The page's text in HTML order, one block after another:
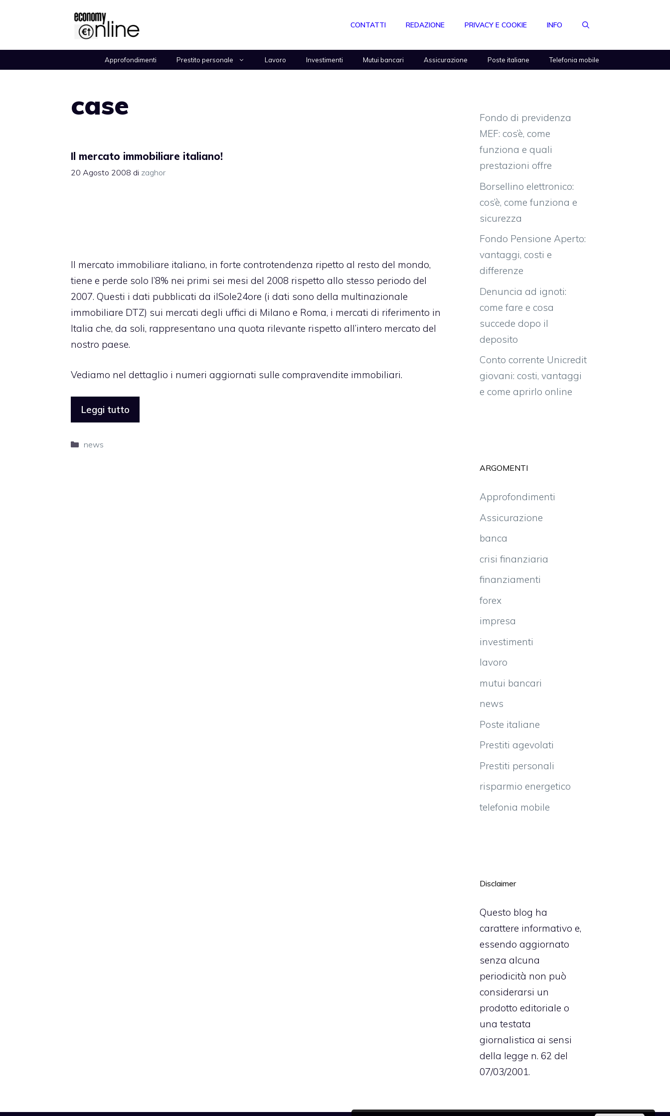
CONTATTI REDAZIONE PRIVACY E COOKIE INFO
Approfondimenti Prestito personale Lavoro Investimenti Mutui bancari Assicurazione Poste italiane Telefonia mobile
case
Il mercato immobiliare italiano!
20 Agosto 2008 di zaghor
Il mercato immobiliare italiano, in forte controtendenza ripetto al resto del mondo,
tiene e perde solo l’8% nei primi sei mesi del 2008 rispetto allo stesso periodo del
2007. Questi i dati pubblicati da ilSole24ore (i dati sono della multinazionale
immobiliare DTZ) sui mercati degli uffici di Milano e Roma, i mercati di riferimento in
Italia che, da soli, rappresentano una quota rilevante rispetto all’intero mercato del
nostro paese.
Vediamo nel dettaglio i numeri aggiornati sulle compravendite immobiliari.
Leggi tutto
Categorie
news
Fondo di previdenza
MEF: cos’è, come
funziona e quali
prestazioni offre
Borsellino elettronico:
cos’è, come funziona e
sicurezza
Fondo Pensione Aperto:
vantaggi, costi e
differenze
Denuncia ad ignoti:
come fare e cosa
succede dopo il
deposito
Conto corrente Unicredit
giovani: costi, vantaggi
e come aprirlo online
ARGOMENTI
Approfondimenti
Assicurazione
banca
crisi finanziaria
finanziamenti
forex
impresa
investimenti
lavoro
mutui bancari
news
Poste italiane
Prestiti agevolati
Prestiti personali
risparmio energetico
telefonia mobile
Disclaimer
Questo blog ha
carattere informativo e,
essendo aggiornato
senza alcuna
periodicità non può
considerarsi un
prodotto editoriale o
una testata
giornalistica ai sensi
della legge n. 62 del
07/03/2001.